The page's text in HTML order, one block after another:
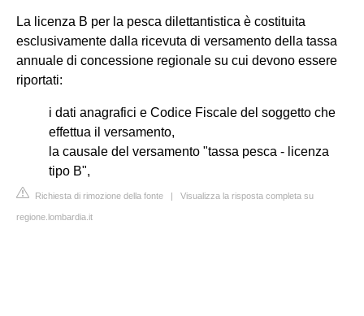
La licenza B per la pesca dilettantistica è costituita
esclusivamente dalla ricevuta di versamento della tassa
annuale di concessione regionale su cui devono essere
riportati:
i dati anagrafici e Codice Fiscale del soggetto che
effettua il versamento,
la causale del versamento "tassa pesca - licenza
tipo B",
Richiesta di rimozione della fonte | Visualizza la risposta completa su
regione.lombardia.it